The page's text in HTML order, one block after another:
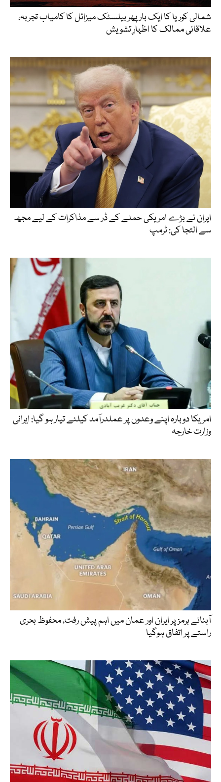
شمالی کوریا کا ایک بار پھر بیلسٹک میزائل کا کامیاب تجربہ،
علاقائی ممالک کا اظہارِ تشویش
ایران نے بڑے امریکی حملے کے ڈر سے مذاکرات کے لیے مجھ
سے التجا کی: ٹرمپ
امریکا دوبارہ اپنے وعدوں پر عملدرآمد کیلئے تیار ہو گیا: ایرانی
وزارت خارجہ
آبنائے ہرمز پر ایران اور عمان میں اہم پیش رفت، محفوظ بحری
راستے پر اتفاق ہوگیا